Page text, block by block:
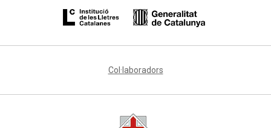
Col·laboradors